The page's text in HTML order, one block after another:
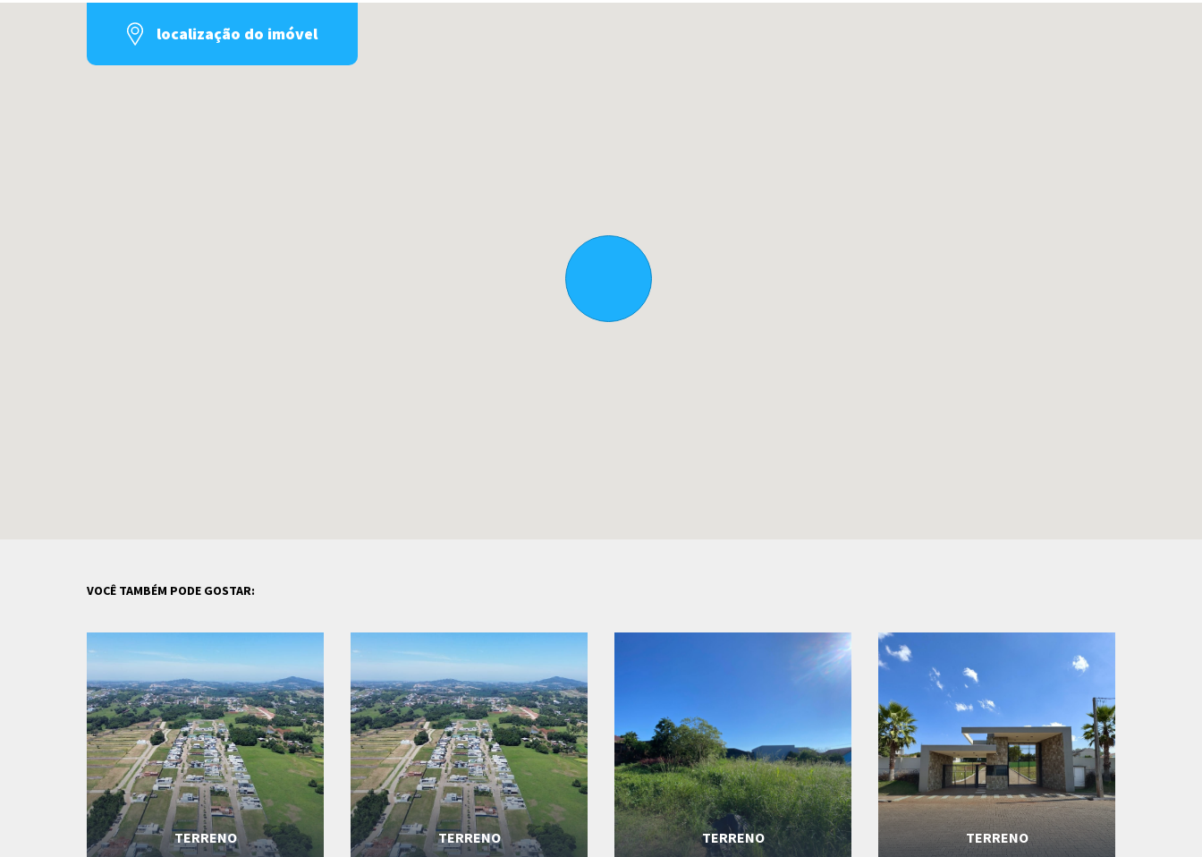
localização do imóvel
VOCÊ TAMBÉM PODE GOSTAR:
TERRENO TERRENO TERRENO TERRENO